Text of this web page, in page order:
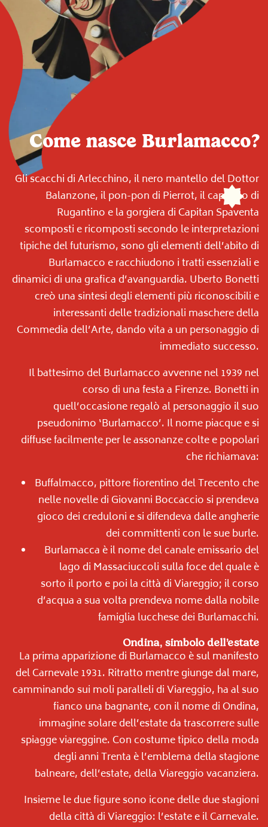
Come nasce Burlamacco?
Gli scacchi di Arlecchino, il nero mantello del Dottor
Balanzone, il pon-pon di Pierrot, il cappello di
Rugantino e la gorgiera di Capitan Spaventa
scomposti e ricomposti secondo le interpretazioni
tipiche del futurismo, sono gli elementi dell’abito di
Burlamacco e racchiudono i tratti essenziali e
dinamici di una grafica d’avanguardia. Uberto Bonetti
creò una sintesi degli elementi più riconoscibili e
interessanti delle tradizionali maschere della
Commedia dell’Arte, dando vita a un personaggio di
immediato successo.
Il battesimo del Burlamacco avvenne nel 1939 nel
corso di una festa a Firenze. Bonetti in
quell’occasione regalò al personaggio il suo
pseudonimo ‘Burlamacco’. Il nome piacque e si
diffuse facilmente per le assonanze colte e popolari
che richiamava:
Buffalmacco, pittore fiorentino del Trecento che
nelle novelle di Giovanni Boccaccio si prendeva
gioco dei creduloni e si difendeva dalle angherie
dei committenti con le sue burle.
Burlamacca è il nome del canale emissario del
lago di Massaciuccoli sulla foce del quale è
sorto il porto e poi la città di Viareggio; il corso
d’acqua a sua volta prendeva nome dalla nobile
famiglia lucchese dei Burlamacchi.
Ondina, simbolo dell’estate
La prima apparizione di Burlamacco è sul manifesto
del Carnevale 1931. Ritratto mentre giunge dal mare,
camminando sui moli paralleli di Viareggio, ha al suo
fianco una bagnante, con il nome di Ondina,
immagine solare dell’estate da trascorrere sulle
spiagge viareggine. Con costume tipico della moda
degli anni Trenta è l’emblema della stagione
balneare, dell’estate, della Viareggio vacanziera.
Insieme le due figure sono icone delle due stagioni
della città di Viareggio: l’estate e il Carnevale.